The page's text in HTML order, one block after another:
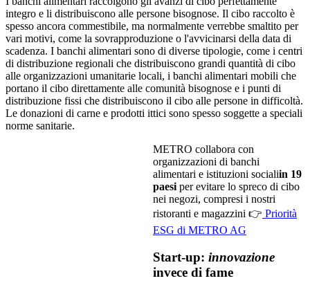
integro e li distribuiscono alle persone bisognose. Il cibo raccolto è
spesso ancora commestibile, ma normalmente verrebbe smaltito per
vari motivi, come la sovrapproduzione o l'avvicinarsi della data di
scadenza. I banchi alimentari sono di diverse tipologie, come i centri
di distribuzione regionali che distribuiscono grandi quantità di cibo
alle organizzazioni umanitarie locali, i banchi alimentari mobili che
portano il cibo direttamente alle comunità bisognose e i punti di
distribuzione fissi che distribuiscono il cibo alle persone in difficoltà.
Le donazioni di carne e prodotti ittici sono spesso soggette a speciali
norme sanitarie.
METRO collabora con
organizzazioni di banchi
alimentari e istituzioni socialiin 19
paesi per evitare lo spreco di cibo
nei negozi, compresi i nostri
ristoranti e magazzini 👉 Priorità
ESG di METRO AG
Start-up: innovazione
invece di fame